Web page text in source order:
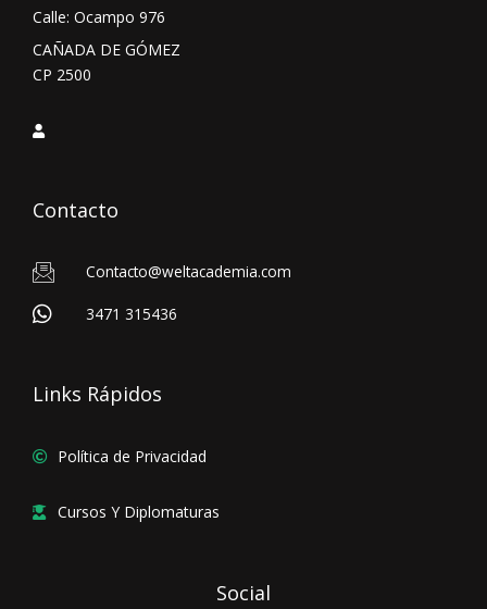
Calle: Ocampo 976
CAÑADA DE GÓMEZ
CP 2500
Contacto
Contacto@weltacademia.com
3471 315436
Links Rápidos
Política de Privacidad
Cursos Y Diplomaturas
Social